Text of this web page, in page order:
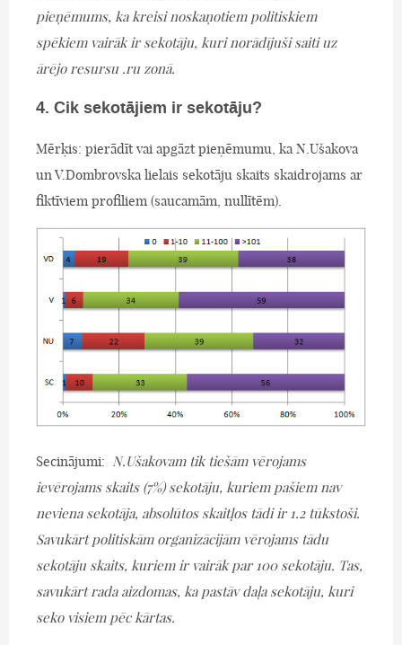
pieņēmums, ka kreisi noskaņotiem politiskiem
spēkiem vairāk ir sekotāju, kuri norādījuši saiti uz
ārējo resursu .ru zonā.
4. Cik sekotājiem ir sekotāju?
Mērķis: pierādīt vai apgāzt pieņēmumu, ka N.Ušakova
un V.Dombrovska lielais sekotāju skaits skaidrojams ar
fiktīviem profiliem (saucamām, nullītēm).
Secinājumi: N.Ušakovam tik tiešām vērojams
ievērojams skaits (7%) sekotāju, kuriem pašiem nav
neviena sekotāja, absolūtos skaitļos tādi ir 1.2 tūkstoši.
Savukārt politiskām organizācijām vērojams tādu
sekotāju skaits, kuriem ir vairāk par 100 sekotāju. Tas,
savukārt rada aizdomas, ka pastāv daļa sekotāju, kuri
seko visiem pēc kārtas.